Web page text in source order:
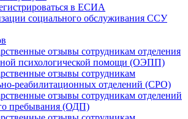
в ЕСИА
социального обслуживания ССУ
отзывы сотрудникам отделения
психологической помощи (ОЭПП)
отзывы сотрудникам
реабилитационных отделений (СРО)
отзывы сотрудникам отделений
пребывания (ОДП)